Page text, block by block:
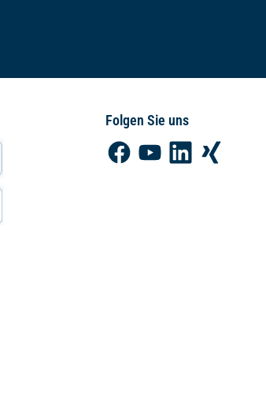
Folgen Sie uns
FacebookYouTubeLinkedInXing